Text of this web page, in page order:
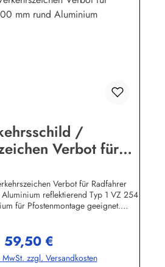
klar.de
/
Verbot für
reflektierend T
Verbot für Radfahrer
reflektierend Typ 1 VZ 254
für Pfostenmontage geeignet.
lieferbar! Wir führen ausschließlich
Germany". Bitte beachten Sie beim
Verkehrszeichen entsprechen den
Regulärer Preis:
59,50 €
zzgl. Versandkosten